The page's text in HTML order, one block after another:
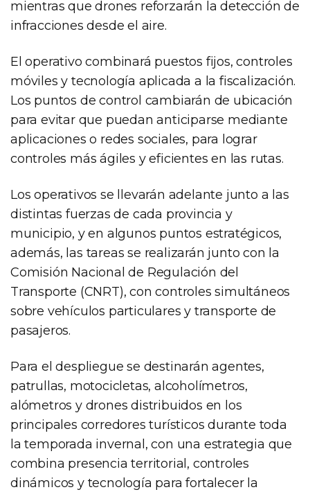
mientras que drones reforzarán la detección de
infracciones desde el aire.
El operativo combinará puestos fijos, controles
móviles y tecnología aplicada a la fiscalización.
Los puntos de control cambiarán de ubicación
para evitar que puedan anticiparse mediante
aplicaciones o redes sociales, para lograr
controles más ágiles y eficientes en las rutas.
Los operativos se llevarán adelante junto a las
distintas fuerzas de cada provincia y
municipio, y en algunos puntos estratégicos,
además, las tareas se realizarán junto con la
Comisión Nacional de Regulación del
Transporte (CNRT), con controles simultáneos
sobre vehículos particulares y transporte de
pasajeros.
Para el despliegue se destinarán agentes,
patrullas, motocicletas, alcoholímetros,
alómetros y drones distribuidos en los
principales corredores turísticos durante toda
la temporada invernal, con una estrategia que
combina presencia territorial, controles
dinámicos y tecnología para fortalecer la